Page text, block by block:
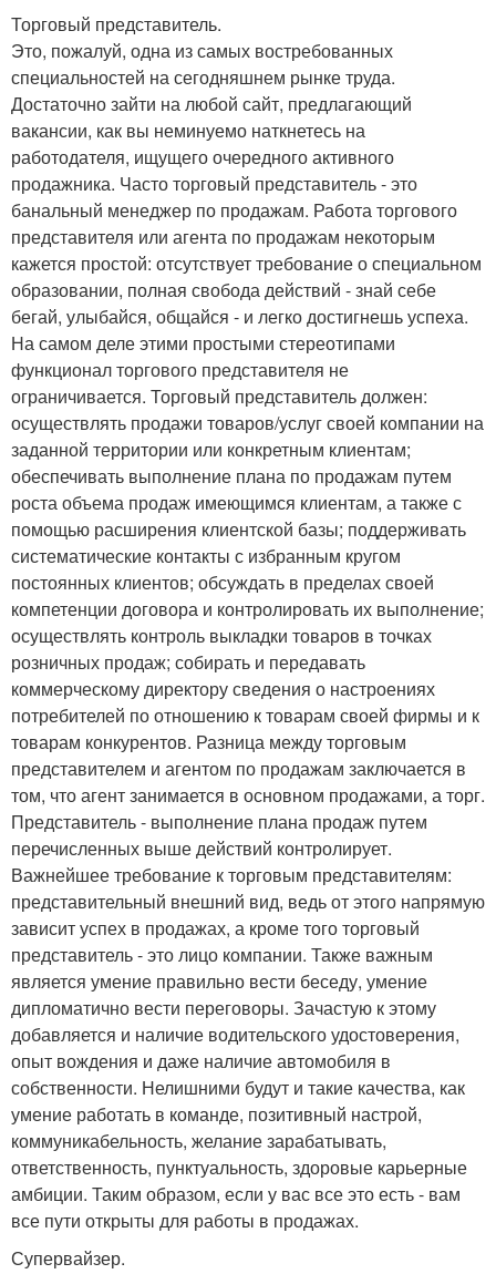
Торговый представитель.
Это, пожалуй, одна из самых востребованных
специальностей на сегодняшнем рынке труда.
Достаточно зайти на любой сайт, предлагающий
вакансии, как вы неминуемо наткнетесь на
работодателя, ищущего очередного активного
продажника. Часто торговый представитель - это
банальный менеджер по продажам. Работа торгового
представителя или агента по продажам некоторым
кажется простой: отсутствует требование о специальном
образовании, полная свобода действий - знай себе
бегай, улыбайся, общайся - и легко достигнешь успеха.
На самом деле этими простыми стереотипами
функционал торгового представителя не
ограничивается. Торговый представитель должен:
осуществлять продажи товаров/услуг своей компании на
заданной территории или конкретным клиентам;
обеспечивать выполнение плана по продажам путем
роста объема продаж имеющимся клиентам, а также с
помощью расширения клиентской базы; поддерживать
систематические контакты с избранным кругом
постоянных клиентов; обсуждать в пределах своей
компетенции договора и контролировать их выполнение;
осуществлять контроль выкладки товаров в точках
розничных продаж; собирать и передавать
коммерческому директору сведения о настроениях
потребителей по отношению к товарам своей фирмы и к
товарам конкурентов. Разница между торговым
представителем и агентом по продажам заключается в
том, что агент занимается в основном продажами, а торг.
Представитель - выполнение плана продаж путем
перечисленных выше действий контролирует.
Важнейшее требование к торговым представителям:
представительный внешний вид, ведь от этого напрямую
зависит успех в продажах, а кроме того торговый
представитель - это лицо компании. Также важным
является умение правильно вести беседу, умение
дипломатично вести переговоры. Зачастую к этому
добавляется и наличие водительского удостоверения,
опыт вождения и даже наличие автомобиля в
собственности. Нелишними будут и такие качества, как
умение работать в команде, позитивный настрой,
коммуникабельность, желание зарабатывать,
ответственность, пунктуальность, здоровые карьерные
амбиции. Таким образом, если у вас все это есть - вам
все пути открыты для работы в продажах.
Супервайзер.